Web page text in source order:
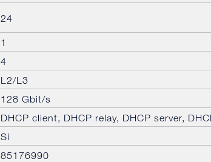
24
1
4
L2/L3
128 Gbit/s
DHCP client, DHCP relay, DHCP server,
Si
85176990